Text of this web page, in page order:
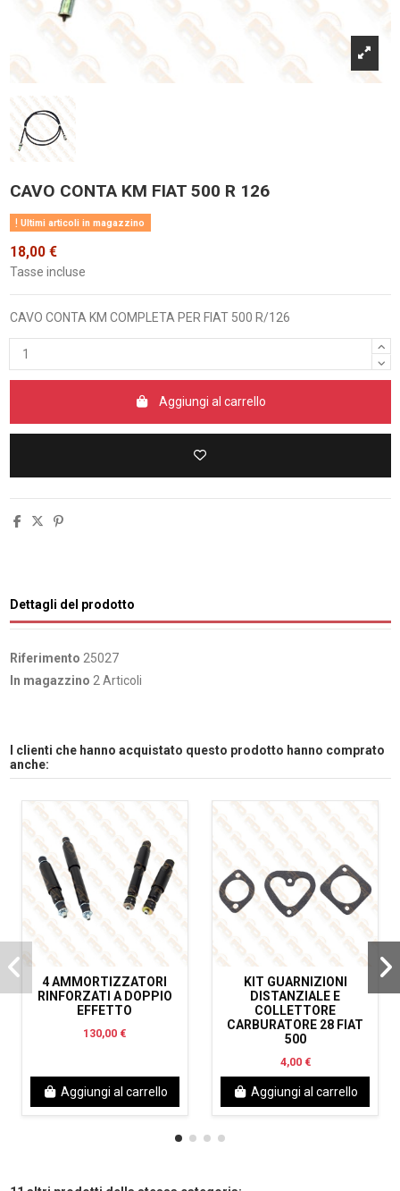
CAVO CONTA KM FIAT 500 R 126
Ultimi articoli in magazzino
18,00 €
Tasse incluse
CAVO CONTA KM COMPLETA PER FIAT 500 R/126
Aggiungi al carrello
Dettagli del prodotto
Riferimento 25027
In magazzino 2 Articoli
I clienti che hanno acquistato questo prodotto hanno comprato
anche:
4 AMMORTIZZATORI
RINFORZATI A DOPPIO
EFFETTO
130,00 €
Aggiungi al carrello
KIT GUARNIZIONI
DISTANZIALE E
COLLETTORE
CARBURATORE 28 FIAT
500
4,00 €
Aggiungi al carrello